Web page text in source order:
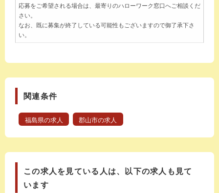
応募をご希望される場合は、最寄りのハローワーク窓口へご相談くだ
さい。
なお、既に募集が終了している可能性もございますので御了承下さ
い。
関連条件
福島県の求人 郡山市の求人
この求人を見ている人は、以下の求人も見て
います